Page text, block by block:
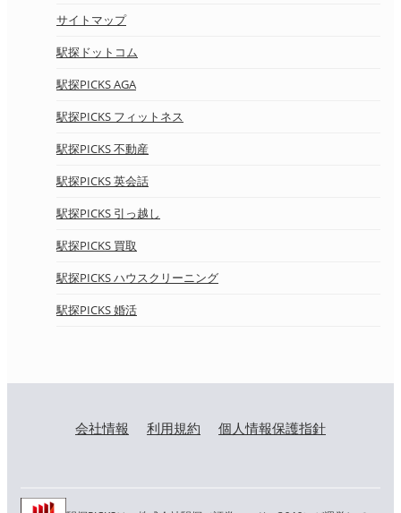
サイトマップ
駅探ドットコム
駅探PICKS AGA
駅探PICKS フィットネス
駅探PICKS 不動産
駅探PICKS 英会話
駅探PICKS 引っ越し
駅探PICKS 買取
駅探PICKS ハウスクリーニング
駅探PICKS 婚活
会社情報 利用規約 個人情報保護指針